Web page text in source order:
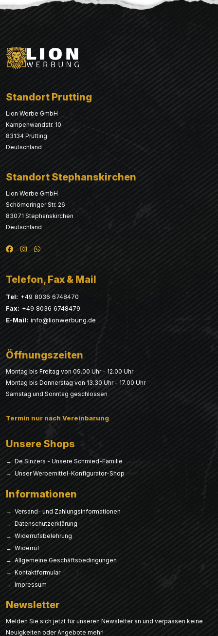
Standort Prutting
Lion Werbe GmbH
Kampenwandstr. 10
83134 Prutting
Deutschland
Standort Stephanskirchen
Lion Werbe GmbH
Schömeringer Str. 26
83071 Stephanskirchen
Deutschland
Telefon, Fax & Mail
Tel: +49 8036 6748470
Fax: +49 8036 6748479
E-Mail: info@lionwerbung.de
Öffnungszeiten
Montag bis Freitag von 09.00 Uhr - 12.00 Uhr
Montag bis Donnerstag von 13.30 Uhr - 17.00 Uhr
Samstag und Sonntag geschlossen
Termin nur nach Vereinbarung
Unsere Shops
→ De Sinzers - Unsere Schmied-Familie
→ Unser Werbemittel-Konfigurator-Shop
Informationen
→ Versand- und Zahlungsinformationen
→ Datenschutzerklärung
→ Widerrufsbelehrung
→ Widerruf
→ Allgemeine Geschäftsbedingungen
→ Kontaktformular
→ Impressum
Newsletter
Melden Sie sich jetzt für unseren Newsletter an und verpassen keine
Neuigkeiten oder Angebote mehr!